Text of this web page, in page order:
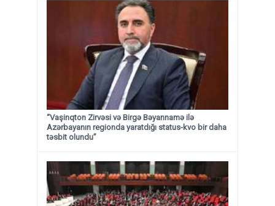
“Vaşinqton Zirvəsi və Birgə Bəyannamə ilə
Azərbayanın regionda yaratdığı status-kvo bir daha
təsbit olundu”